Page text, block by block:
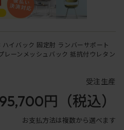
イバック 固定肘 ランバーサポート
レーンメッシュバック 抵抗付ウレタン
受注生産
95,700円 （税込）
お支払方法は複数から選べます